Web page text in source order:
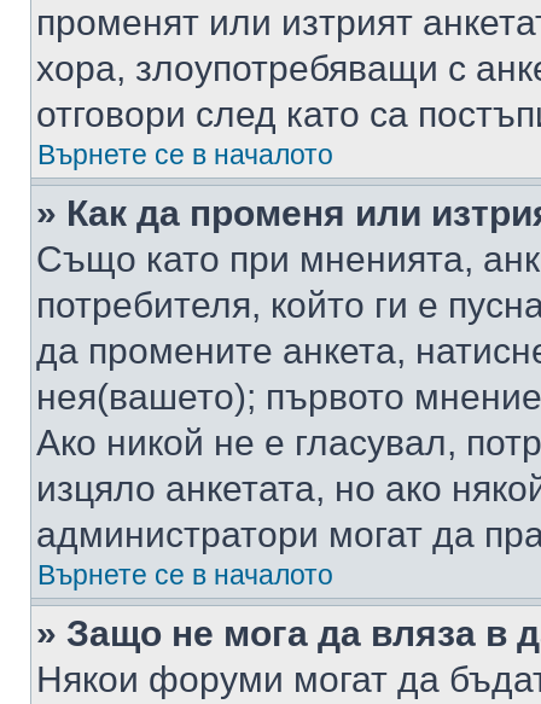
променят или изтрият
хора, злоупотребяващи с
отговори след като са
Върнете се в началото
» Как да променя или
Също като при мненията,
потребителя, който ги е
да промените анкета,
нея(вашето); първото
Ако никой не е гласувал,
изцяло анкетата, но ако
администратори могат да
Върнете се в началото
» Защо не мога да вляза в
Някои форуми могат да